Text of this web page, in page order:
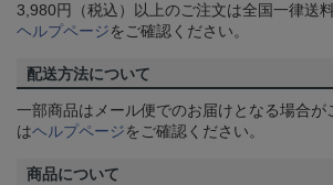
3,980円（税込）以上のご注文は全国一律送
ヘルプページをご確認ください。
配送方法について
一部商品はメール便でのお届けとなる場合が
はヘルプページをご確認ください。
商品について